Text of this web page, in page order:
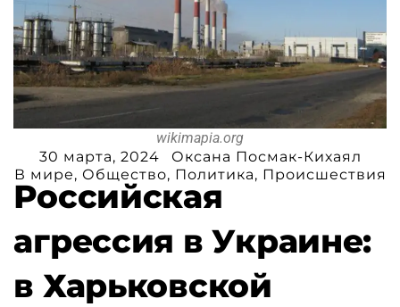
wikimapia.org
30 марта, 2024
Оксана Посмак-Кихаял
В мире, Общество, Политика, Происшествия
Российская
агрессия в Украине:
в Харьковской